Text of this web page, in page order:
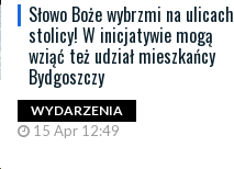
Słowo Boże wybrzmi na ulicach
stolicy! W inicjatywie mogą
wziąć też udział mieszkańcy
Bydgoszczy
WYDARZENIA
15 Apr 12:49